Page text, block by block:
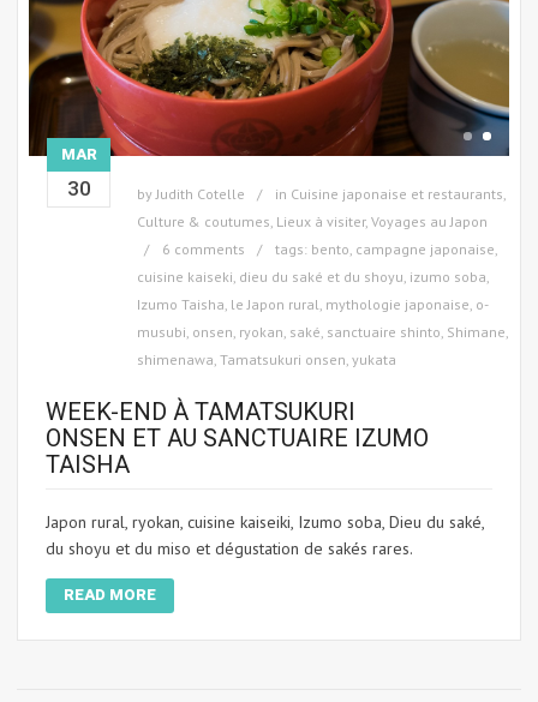
MAR
30 by Judith Cotelle in Cuisine japonaise et restaurants
Culture & coutumes Lieux à visiter, Voyages au Japon
6 comments
tags: bento campagne japonaise
cuisine kaiseki dieu du saké et du shoyu izumo soba
Izumo Taisha le Japon rural mythologie japonaise o-
musubi onsen ryokan saké sanctuaire shinto Shimane
shimenawa Tamatsukuri onsen yukata
WEEK-END À TAMATSUKURI
ONSEN ET AU SANCTUAIRE IZUMO
TAISHA
Japon rural, ryokan, cuisine kaiseiki, Izumo soba, Dieu du saké,
du shoyu et du miso et dégustation de sakés rares.
READ MORE